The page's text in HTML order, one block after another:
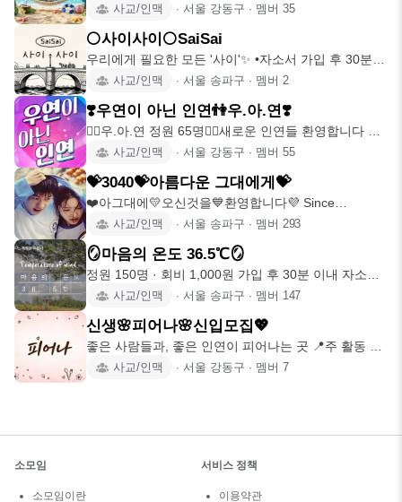
New 사교/인맥 ∙ 서울 강동구 ∙ 멤버 35
⚪️사이사이⚪️SaiSai
우리에게 필요한 모든 '사이'✨ •자소서 가입 후 30분
이내 작성
사교/인맥 ∙ 서울 송파구 ∙ 멤버 2
❣️우연이 아닌 인연👫우.아.연❣️
🙇‍♂️우.아.연 정원 65명🙇‍♀️새로운 인연들 환영합니다 🗣
우.아.연사교/인맥 ∙ 서울 강동구 ∙ 멤버 55
💝3040💝아름다운 그대에게💝
❤️아그대에💛오신것을💙환영합니다💜 Since
2020.02.29 ♀
사교/인맥 ∙ 서울 송파구 ∙ 멤버 293
🪞마음의 온도 36.5℃🪞
정원 150명 · 회비 1,000원 가입 후 30분 이내 자소서
작성 (사교/인맥 ∙ 서울 송파구 ∙ 멤버 147
신생🌸피어나🌸신입모집💖
좋은 사람들과, 좋은 인연이 피어나는 곳 📍주 활동 지
역 강동 · 송파
사교/인맥 ∙ 서울 강동구 ∙ 멤버 7
소모임
소모임이란
서비스 정책
이용약관